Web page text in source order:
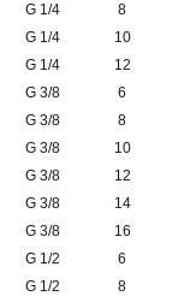
G 1/4
8
G 1/4
10
G 1/4
12
G 3/8
6
G 3/8
8
G 3/8
10
G 3/8
12
G 3/8
14
G 3/8
16
G 1/2
6
G 1/2
8